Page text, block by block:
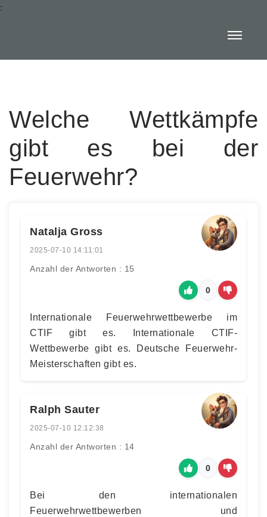
:
Welche Wettkämpfe
gibt es bei der
Feuerwehr?
Natalja Gross
2025-07-10 14:11:01
Anzahl der Antworten : 15
0
Internationale Feuerwehrwettbewerbe im
CTIF gibt es. Internationale CTIF-
Wettbewerbe gibt es. Deutsche Feuerwehr-
Meisterschaften gibt es.
Ralph Sauter
2025-07-10 12:12:38
Anzahl der Antworten : 14
0
Bei den internationalen
Feuerwehrwettbewerben und